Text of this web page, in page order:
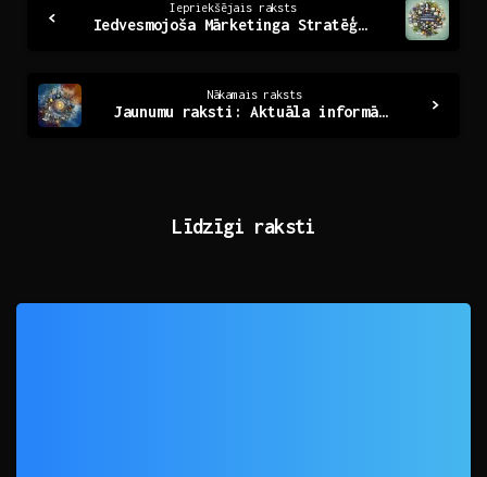
Reading
Iepriekšējais raksts
Iedvesmojoša Mārketinga Stratēģija: Ceļš uz Panākumiem
Nākamais raksts
Jaunumu raksti: Aktuāla informācija vienuviet
Līdzīgi raksti